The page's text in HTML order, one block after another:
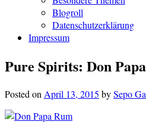
Blogroll
Datenschutzerklärung
Impressum
Pure Spirits: Don
Posted onApril 13, 2015 bySepo